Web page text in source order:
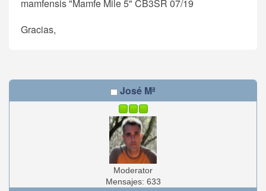
mamfensis "Mamfe Mile 5" CB3SR 07/19
Gracias,
José Mª
Moderator
Mensajes: 633